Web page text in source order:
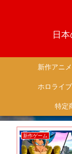
日
新作アニメ
ホロライブ
新作ゲーム